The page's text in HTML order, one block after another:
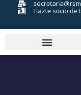
Hazte socio de